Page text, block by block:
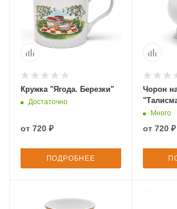
Кружка "Ягода. Березки"
Достаточно
от 720 ₽
ПОДРОБНЕЕ
Чорон
Много
от 720 ₽